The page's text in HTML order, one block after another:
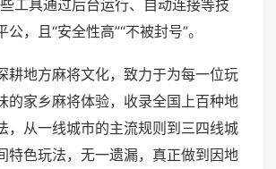
工具通过后台运行、自动连接等技
，且“安全性高”“不被封号”。
耕地方麻将文化，致力于为每一位玩
的家乡麻将体验，收录全国上百种地
，从一线城市的主流规则到三四线城
特色玩法，无一遗漏，真正做到因地